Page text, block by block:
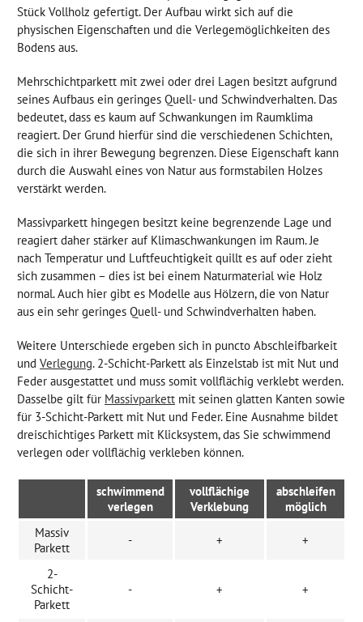
Stück Vollholz gefertigt. Der Aufbau wirkt sich auf die
physischen Eigenschaften und die Verlegemöglichkeiten des
Bodens aus.
Mehrschichtparkett mit zwei oder drei Lagen besitzt aufgrund
seines Aufbaus ein geringes Quell- und Schwindverhalten. Das
bedeutet, dass es kaum auf Schwankungen im Raumklima
reagiert. Der Grund hierfür sind die verschiedenen Schichten,
die sich in ihrer Bewegung begrenzen. Diese Eigenschaft kann
durch die Auswahl eines von Natur aus formstabilen Holzes
verstärkt werden.
Massivparkett hingegen besitzt keine begrenzende Lage und
reagiert daher stärker auf Klimaschwankungen im Raum. Je
nach Temperatur und Luftfeuchtigkeit quillt es auf oder zieht
sich zusammen – dies ist bei einem Naturmaterial wie Holz
normal. Auch hier gibt es Modelle aus Hölzern, die von Natur
aus ein sehr geringes Quell- und Schwindverhalten haben.
Weitere Unterschiede ergeben sich in puncto Abschleifbarkeit
und Verlegung. 2-Schicht-Parkett als Einzelstab ist mit Nut und
Feder ausgestattet und muss somit vollflächig verklebt werden.
Dasselbe gilt für Massivparkett mit seinen glatten Kanten sowie
für 3-Schicht-Parkett mit Nut und Feder. Eine Ausnahme bildet
dreischichtiges Parkett mit Klicksystem, das Sie schwimmend
verlegen oder vollflächig verkleben können.
schwimmend
verlegen
vollflächige
Verklebung
abschleifen
möglich
Massiv
Parkett
- + +
2-
Schicht-
Parkett
- + +